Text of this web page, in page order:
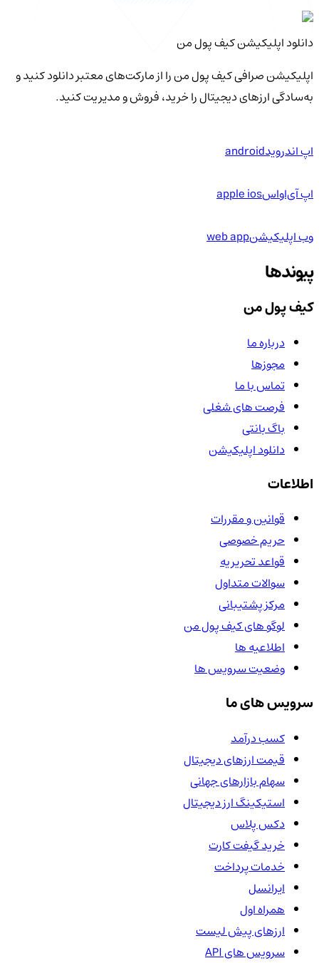
دانلود اپلیکیشن کیف‌ پول من
اپلیکیشن صرافی کیف پول من را از مارکت‌های معتبر دانلود کنید و
به‌سادگی ارزهای دیجیتال را خرید، فروش و مدیریت کنید.
اپ اندرویدandroid
اپ آی‌او‌اسapple ios
وب اپلیکیشنweb app
پیوندها
کیف پول من
درباره ما
مجوزها
تماس با ما
فرصت های شغلی
باگ بانتی
دانلود اپلیکیشن
اطلاعات
قوانین و مقررات
حریم خصوصی
قواعد تحریریه
سوالات متداول
مرکز پشتیبانی
لوگو های کیف پول من
اطلاعیه ها
وضعیت سرویس ها
سرویس های ما
کسب درآمد
قیمت ارزهای دیجیتال
سهام بازارهای جهانی
استیکینگ ارز دیجیتال
دکس پلاس
خرید گیفت کارت
خدمات پرداخت
ایرانسل
همراه اول
ارزهای پیش لیست
سرویس های API